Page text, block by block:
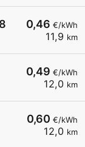
0,46 €/kWh
11,9 km
0,49 €/kWh
12,0 km
0,60 €/kWh
12,0 km